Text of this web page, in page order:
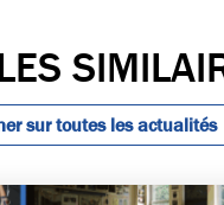
sur toutes les actualités